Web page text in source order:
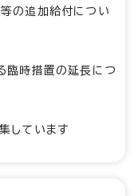
の追加給付につい
臨時措置の延長につ
しています